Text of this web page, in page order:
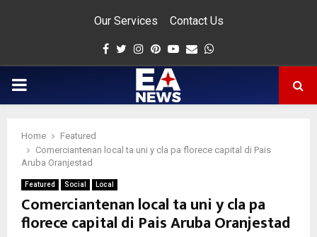
Our Services Contact Us
Facebook
Twitter
Instagram
Pinterest
Youtube
Email
PRIMARY
Home
Featured
Comerciantenan local ta uni y cla pa florece capital di Pais
Aruba Oranjestad
Featured Social Local
Comerciantenan local ta uni y cla pa
florece capital di Pais Aruba Oranjestad